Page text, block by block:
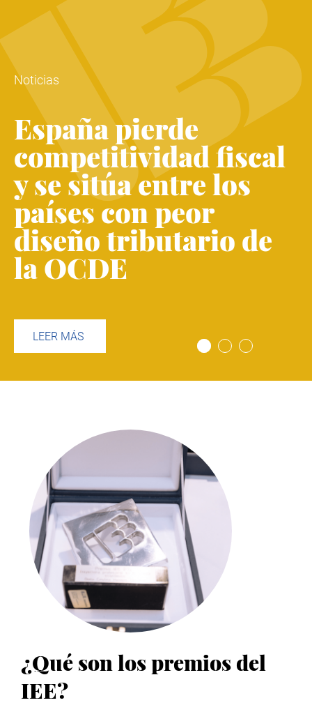
Noticias
España pierde
competitividad fiscal
y se sitúa entre los
países con peor
diseño tributario de
la OCDE
LEER MÁS
¿Qué son los premios del
IEE?